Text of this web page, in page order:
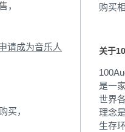
，
请成为音乐人
买，
购买
关于
是一
世界
理念
生存